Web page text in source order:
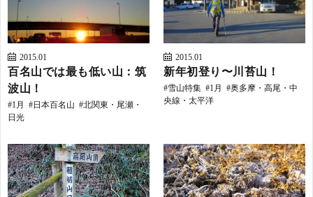
2015.01
百名山では最も低い山：筑
波山！
1月 日本百名山
北関東・尾瀬・
日光
2015.01
新年初登り〜川苔山！
雪山特集 1月
奥多摩・高尾・中
央線・太平洋